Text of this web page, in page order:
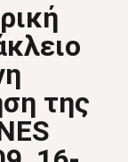
Ευρώπης
της